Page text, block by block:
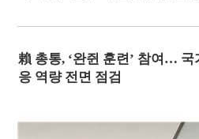
賴 총통, ‘완쥔 훈련’ 참여… 국
응 역량 전면 점검